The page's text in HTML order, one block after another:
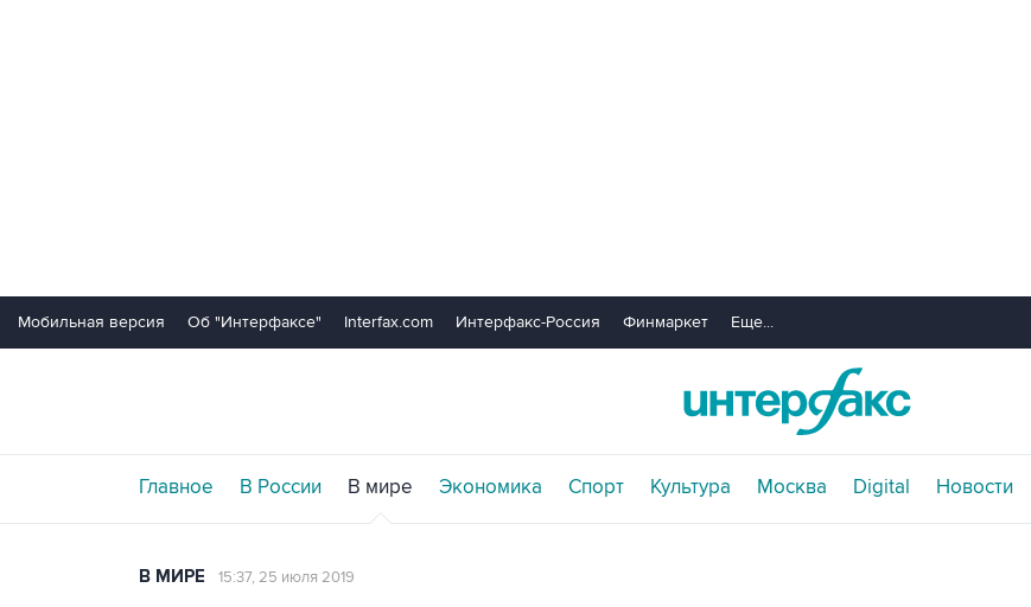
Мобильная версия Об "Интерфаксе" Interfax.com Интерфакс-Россия Финмаркет Еще...
Главное В России В мире Экономика Спорт Культура Москва Digital Новости
В МИРЕ 15:37, 25 июля 2019